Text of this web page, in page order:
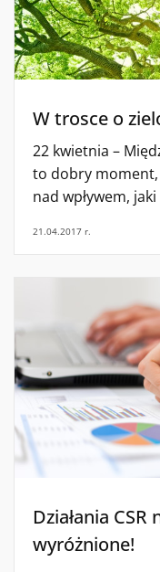
W trosce o
22 kwietnia –
to dobry
nad wpływem,
staramy się
postawić
z nas
Ziemi to święto
Ogólne
w 2009 roku.
szczególną […]
21.04.2017 r.
Działania
wyróżnione!